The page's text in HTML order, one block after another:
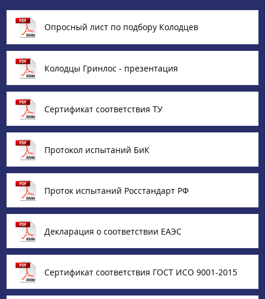
Опросный лист по подбору Колодцев
Колодцы Гринлос - презентация
Сертификат соответствия ТУ
Протокол испытаний БиК
Проток испытаний Росстандарт РФ
Декларация о соответствии ЕАЭС
Сертификат соответствия ГОСТ ИСО 9001-2015